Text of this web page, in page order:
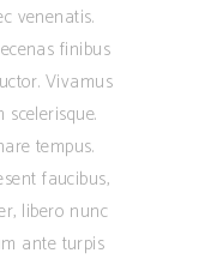
venenatis.
finibus
Vivamus
tempus.
faucibus,
libero nunc
ante turpis